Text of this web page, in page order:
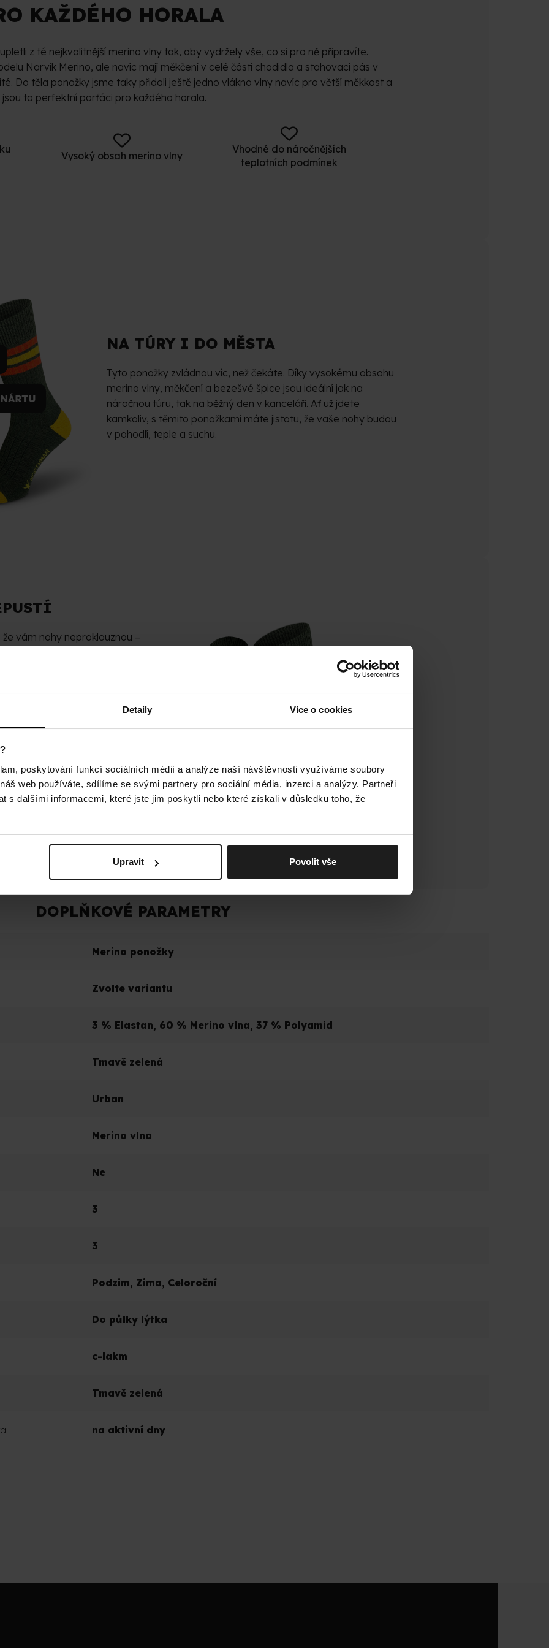
Detaily Více o cookies
poskytování funkcí sociálních médií a analýze naší návštěvnosti využíváme soubory
web používáte, sdílíme se svými partnery pro sociální média, inzerci a analýzy. Partneři
s dalšími informacemi, které jste jim poskytli nebo které získali v důsledku toho, že
Upravit Povolit vše
KAŽDÉHO HORALA
z té nejkvalitnější merino vlny tak, aby vydržely vše, co si pro ně připravíte.
Narvik Merino, ale navíc mají měkčení v celé části chodidla a stahovací pás v
Do těla ponožky jsme taky přidali ještě jedno vlákno vlny navíc pro větší měkkost a
to perfektní parťáci pro každého horala.
Vysoký obsah merino vlny
Vhodné do náročnějších
teplotních podmínek
NA TÚRY I DO MĚSTA
Tyto ponožky zvládnou víc, než čekáte. Díky vysokému obsahu
merino vlny, měkčení a bezešvé špice jsou ideální jak na
náročnou túru, tak na běžný den v kanceláři. Ať už jdete
kamkoliv, s těmito ponožkami máte jistotu, že vaše nohy budou
v pohodlí, teple a suchu.
vám nohy neproklouznou –
špice
DOPLŇKOVÉ PARAMETRY
Merino ponožky
Zvolte variantu
3 % Elastan, 60 % Merino vlna, 37 % Polyamid
Tmavě zelená
Urban
Merino vlna
Ne
3
3
Podzim, Zima, Celoroční
Do půlky lýtka
c-lakm
Tmavě zelená
: na aktivní dny